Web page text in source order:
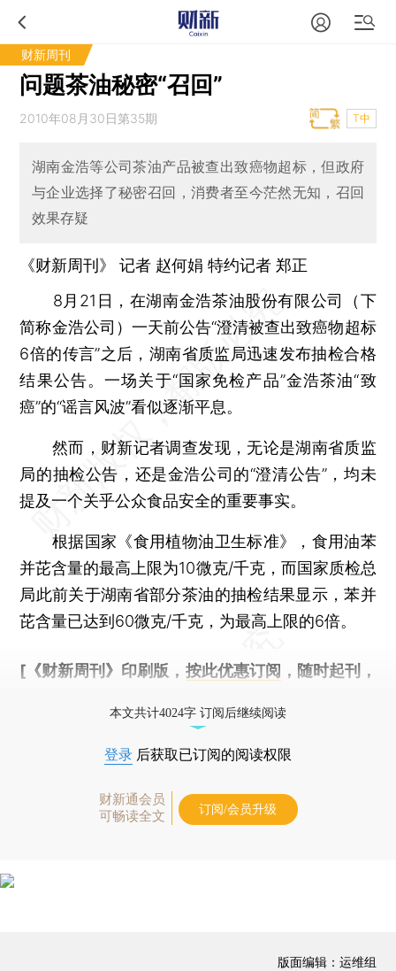
财新周刊
问题茶油秘密“召回”
2010年08月30日第35期 T中
湖南金浩等公司茶油产品被查出致癌物超标，但政府
与企业选择了秘密召回，消费者至今茫然无知，召回
效果存疑
《财新周刊》 记者 赵何娟 特约记者 郑正
8月21日，在湖南金浩茶油股份有限公司（下
简称金浩公司）一天前公告“澄清被查出致癌物超标
6倍的传言”之后，湖南省质监局迅速发布抽检合格
结果公告。一场关于“国家免检产品”金浩茶油“致
癌”的“谣言风波”看似逐渐平息。
然而，财新记者调查发现，无论是湖南省质监
局的抽检公告，还是金浩公司的“澄清公告”，均未
提及一个关乎公众食品安全的重要事实。
根据国家《食用植物油卫生标准》，食用油苯
并芘含量的最高上限为10微克/千克，而国家质检总
局此前关于湖南省部分茶油的抽检结果显示，苯并
芘含量已达到60微克/千克，为最高上限的6倍。
[《财新周刊》印刷版， 按此优惠订阅 ，随时起刊，
本文共计4024字 订阅后继续阅读
登录 后获取已订阅的阅读权限
财新通会员
可畅读全文
订阅/会员升级
版面编辑：运维组